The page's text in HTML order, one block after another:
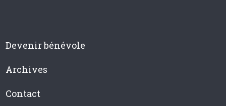
Devenir bénévole
Archives
Contact